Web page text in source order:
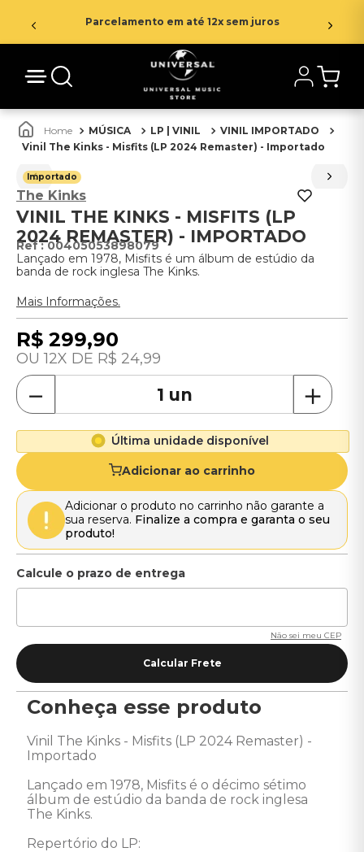
Parcelamento em até 12x sem juros
MÚSICA LP | VINIL
VINIL IMPORTADO
Vinil The Kinks - Misfits (LP 2024 Remaster) - Importado
Importado
The Kinks
VINIL THE KINKS - MISFITS (LP
2024 REMASTER) - IMPORTADO
:00405053898079
Lançado em 1978, Misfits é um álbum de estúdio da
banda de rock inglesa The Kinks.
Mais Informações.
R$ 299,90
12 R$ 24,99
＋
－
Última unidade disponível
Adicionar ao carrinho
Adicionar o produto no carrinho não garante a
sua reserva. Finalize a compra e garanta o seu
produto!
Não sei meu CEP
Conheça esse produto
Vinil The Kinks - Misfits (LP 2024 Remaster) -
Importado
Lançado em 1978, Misfits é o décimo sétimo
álbum de estúdio da banda de rock inglesa
The Kinks.
Repertório do LP: